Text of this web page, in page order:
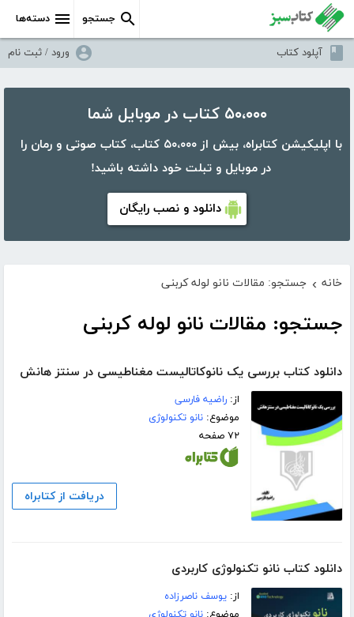
دسته‌ها جستجو
آپلود کتاب ورود / ثبت نام
۵۰،۰۰۰ کتاب در موبایل شما
با اپلیکیشن کتابراه، بیش از ۵۰،۰۰۰ کتاب، کتاب صوتی و رمان را
در موبایل و تبلت خود داشته باشید!
دانلود و نصب رایگان
خانه › جستجو: مقالات نانو لوله کربنی
جستجو: مقالات نانو لوله کربنی
دانلود کتاب بررسی یک نانوکاتالیست مغناطیسی در سنتز هانش
از:راضیه فارسی
موضوع:نانو تکنولوژی
۷۲ صفحه
دریافت از کتابراه
دانلود کتاب نانو تکنولوژی کاربردی
از:یوسف ناصرزاده